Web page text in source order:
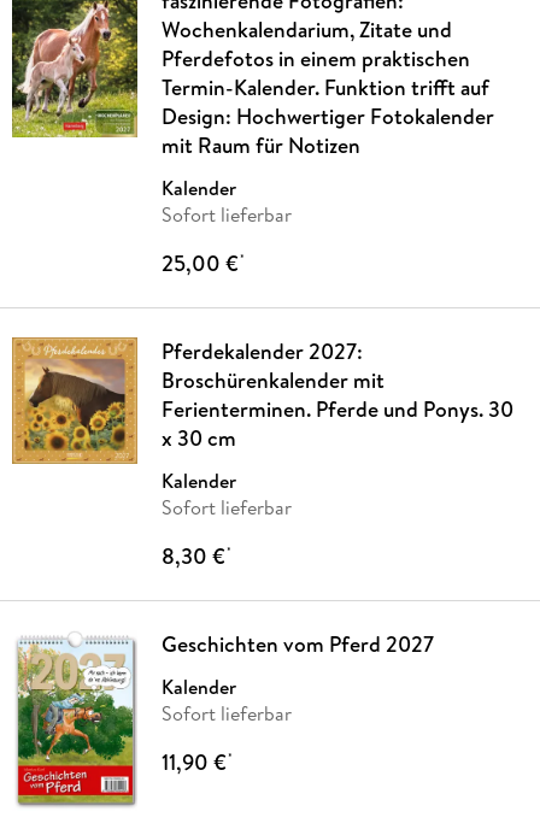
Wochenkalendarium, Zitate und
Pferdefotos in einem praktischen
Termin-Kalender. Funktion trifft auf
Design: Hochwertiger Fotokalender
mit Raum für Notizen
Kalender
Sofort lieferbar
25,00 €*
Pferdekalender 2027:
Broschürenkalender mit
Ferienterminen. Pferde und Ponys. 30
x 30 cm
Kalender
Sofort lieferbar
8,30 €*
Geschichten vom Pferd 2027
Kalender
Sofort lieferbar
11,90 €*